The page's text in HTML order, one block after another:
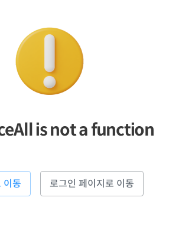
is not a function
이동 로그인 페이지로 이동